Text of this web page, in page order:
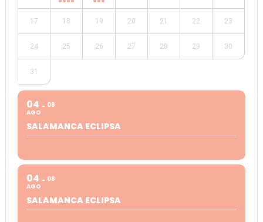
17 18 19 20 21 22 23
24 25 26 27 28 29 30
31
04
AGO
08
SALAMANCA ECLIPSA
04
AGO
08
SALAMANCA ECLIPSA